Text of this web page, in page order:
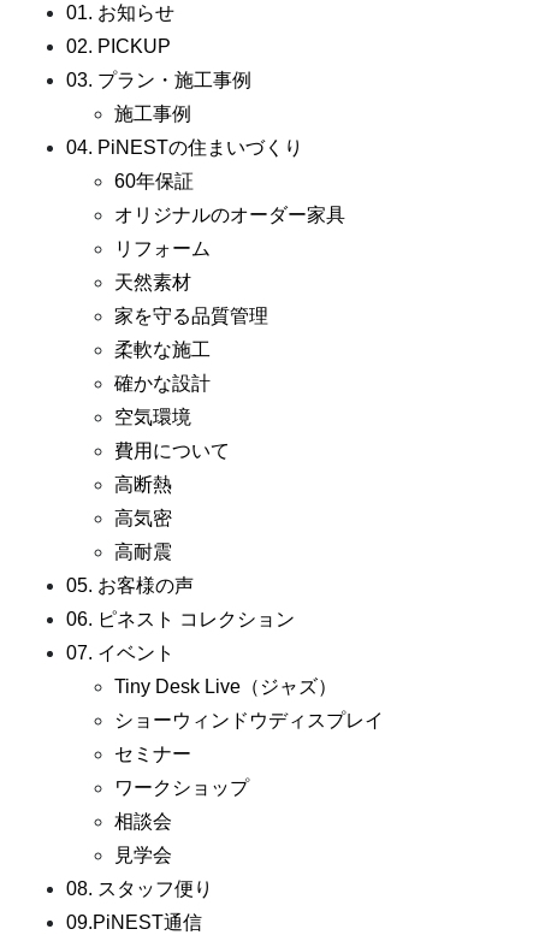
01. お知らせ
02. PICKUP
03. プラン・施工事例
施工事例
04. PiNESTの住まいづくり
60年保証
オリジナルのオーダー家具
リフォーム
天然素材
家を守る品質管理
柔軟な施工
確かな設計
空気環境
費用について
高断熱
高気密
高耐震
05. お客様の声
06. ピネスト コレクション
07. イベント
Tiny Desk Live（ジャズ）
ショーウィンドウディスプレイ
セミナー
ワークショップ
相談会
見学会
08. スタッフ便り
09.PiNEST通信